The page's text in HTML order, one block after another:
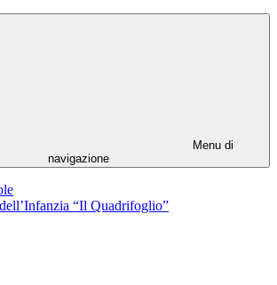
Menu di
navigazione
“Il Quadrifoglio”